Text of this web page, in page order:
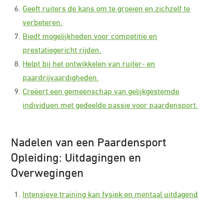
Geeft ruiters de kans om te groeien en zichzelf te
verbeteren.
Biedt mogelijkheden voor competitie en
prestatiegericht rijden.
Helpt bij het ontwikkelen van ruiter- en
paardrijvaardigheden.
Creëert een gemeenschap van gelijkgestemde
individuen met gedeelde passie voor paardensport.
Nadelen van een Paardensport
Opleiding: Uitdagingen en
Overwegingen
Intensieve training kan fysiek en mentaal uitdagend